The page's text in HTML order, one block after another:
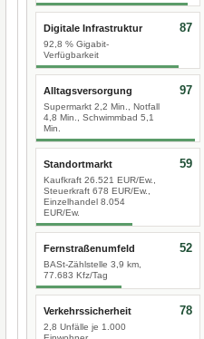
Digitale Infrastruktur
92,8 % Gigabit-
Verfügbarkeit
87
Alltagsversorgung
Supermarkt 2,2 Min., Notfall
4,8 Min., Schwimmbad 5,1
Min.
97
Standortmarkt
Kaufkraft 26.521 EUR/Ew.,
Steuerkraft 678 EUR/Ew.,
Einzelhandel 8.054
EUR/Ew.
59
Fernstraßenumfeld
BASt-Zählstelle 3,9 km,
77.683 Kfz/Tag
52
Verkehrssicherheit
2,8 Unfälle je 1.000
78